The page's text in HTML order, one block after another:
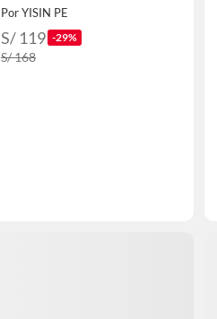
Por YISIN PE
S/ 119 -29%
S/ 168